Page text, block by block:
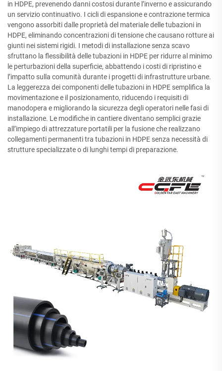
in HDPE, prevenendo danni costosi durante l’inverno e assicurando
un servizio continuativo. I cicli di espansione e contrazione termica
vengono assorbiti dalle proprietà del materiale delle tubazioni in
HDPE, eliminando concentrazioni di tensione che causano rotture ai
giunti nei sistemi rigidi. I metodi di installazione senza scavo
sfruttano la flessibilità delle tubazioni in HDPE per ridurre al minimo
le perturbazioni della superficie, abbattendo i costi di ripristino e
l’impatto sulla comunità durante i progetti di infrastrutture urbane.
La leggerezza dei componenti delle tubazioni in HDPE semplifica la
movimentazione e il posizionamento, riducendo i requisiti di
manodopera e migliorando la sicurezza degli operatori nelle fasi di
installazione. Le modifiche in cantiere diventano semplici grazie
all’impiego di attrezzature portatili per la fusione che realizzano
collegamenti permanenti tra tubazioni in HDPE senza necessità di
strutture specializzate o di lunghi tempi di preparazione.